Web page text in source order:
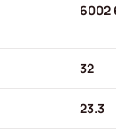
6002
32
23.3